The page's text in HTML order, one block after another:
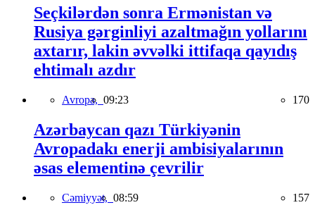
Seçkilərdən sonra Ermənistan və
Rusiya gərginliyi azaltmağın yollarını
axtarır, lakin əvvəlki ittifaqa qayıdış
ehtimalı azdır
Avropa, 09:23 170
Azərbaycan qazı Türkiyənin
Avropadakı enerji ambisiyalarının
əsas elementinə çevrilir
Cəmiyyət, 08:59 157